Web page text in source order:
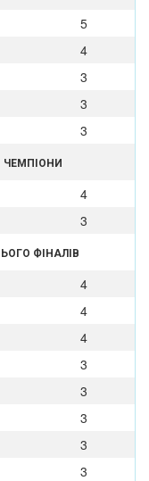
5
4
3
3
3
ЧЕМПІОНИ
4
3
ФІНАЛІВ
4
4
4
3
3
3
3
3